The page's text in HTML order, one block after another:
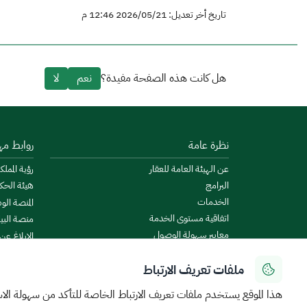
ملفات تعريف الارتباط
هذا الموقع يستخدم ملفات تعريف الارتباط الخاصة للتأكد من سهولة
تاريخ أخر تعديل: 2026/05/21 12:46 م
هل كانت هذه الصفحة مفيدة؟ نعم لا
نظرة عامة
عن الهيئة العامة للعقار
البرامج
الخدمات
اتفاقية مستوى الخدمة
معايير سهولة الوصول
الروزنامة العقارية
الأنظمة واللوائح والأدلة
روابط
رؤية
هيئة
المنصة
منصة
الإبلاغ
منصة